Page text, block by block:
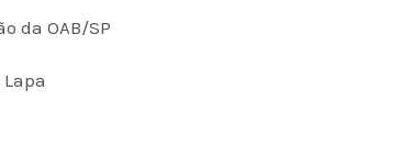
da OAB/SP